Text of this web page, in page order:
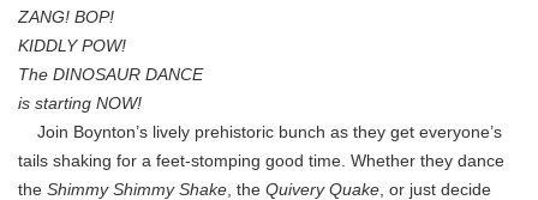
ZANG! BOP!
KIDDLY POW!
The DINOSAUR DANCE
is starting NOW!
Join Boynton’s lively prehistoric bunch as they get everyone’s
tails shaking for a feet-stomping good time. Whether they dance
the Shimmy Shimmy Shake , the Quivery Quake , or just decide